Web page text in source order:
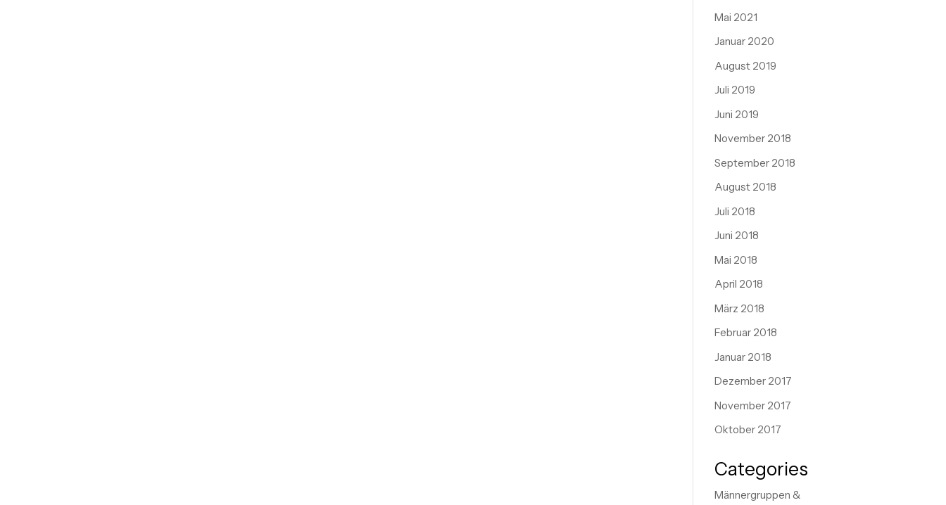
Mai 2021
Januar 2020
August 2019
Juli 2019
Juni 2019
November 2018
September 2018
August 2018
Juli 2018
Juni 2018
Mai 2018
April 2018
März 2018
Februar 2018
Januar 2018
Dezember 2017
November 2017
Oktober 2017
Categories
Männergruppen &